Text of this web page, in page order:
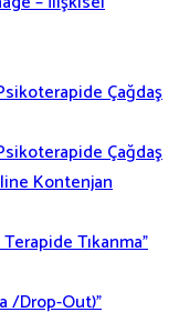
Çağdaş
Çağdaş
Kontenjan
Tıkanma”
/Drop-Out)”